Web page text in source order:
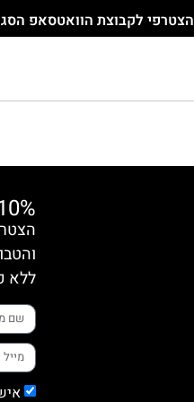
הצטרפי לקבוצת הוואטסאפ
10% הנחה למצטרפות
ללא